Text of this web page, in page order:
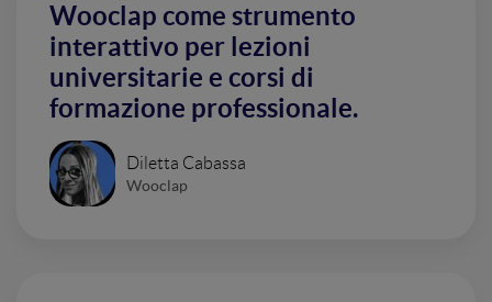
Wooclap come strumento
interattivo per lezioni
universitarie e corsi di
formazione professionale.
Diletta Cabassa
Wooclap